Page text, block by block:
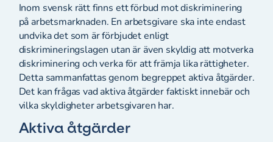
Inom svensk rätt finns ett förbud mot diskriminering
på arbetsmarknaden. En arbetsgivare ska inte endast
undvika det som är förbjudet enligt
diskrimineringslagen utan är även skyldig att motverka
diskriminering och verka för att främja lika rättigheter.
Detta sammanfattas genom begreppet aktiva åtgärder.
Det kan frågas vad aktiva åtgärder faktiskt innebär och
vilka skyldigheter arbetsgivaren har.
Aktiva åtgärder